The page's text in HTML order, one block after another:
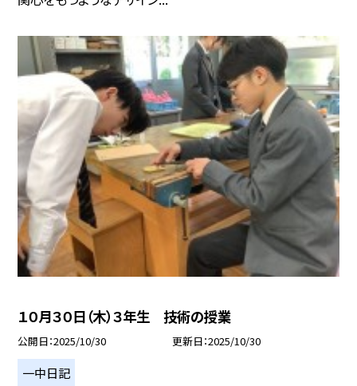
１０月３０日（木）３年生 技術の授業
公開日 2025/10/30 更新日 2025/10/30
一中日記